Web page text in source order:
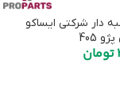
دار شرکتی ایساکو
405
تومان